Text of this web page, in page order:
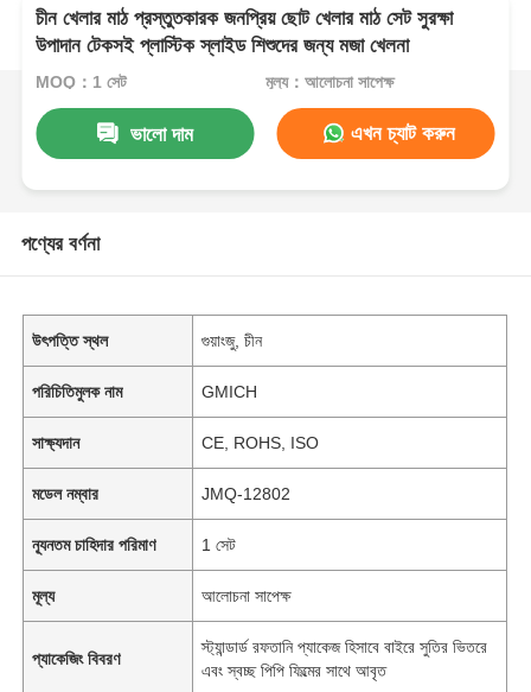
চীন খেলার মাঠ প্রস্তুতকারক জনপ্রিয় ছোট খেলার মাঠ সেট সুরক্ষা
উপাদান টেকসই প্লাস্টিক স্লাইড শিশুদের জন্য মজা খেলনা
MOQ：1 সেট মূল্য：আলোচনা সাপেক্ষ
ভালো দাম এখন চ্যাট করুন
পণ্যের বর্ণনা
উৎপত্তি স্থল গুয়াংজু, চীন
পরিচিতিমুলক নাম GMICH
সাক্ষ্যদান CE, ROHS, ISO
মডেল নম্বার JMQ-12802
ন্যূনতম চাহিদার পরিমাণ 1 সেট
মূল্য আলোচনা সাপেক্ষ
প্যাকেজিং বিবরণ
স্ট্যান্ডার্ড রফতানি প্যাকেজ হিসাবে বাইরে সুতির ভিতরে
এবং স্বচ্ছ পিপি ফিল্মের সাথে আবৃত